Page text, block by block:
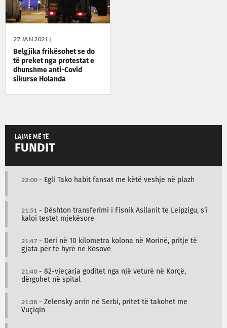
27 JAN 2021 |
Belgjika frikësohet se do
të preket nga protestat e
dhunshme anti-Covid
sikurse Holanda
LAJME MË TË
FUNDIT
22:00- Egli Tako habit fansat me këtë veshje në plazh
21:51 - Dështon transferimi i Fisnik Asllanit te Leipzigu, s’i
kaloi testet mjekësore
21:47 - Deri në 10 kilometra kolona në Morinë, pritje të
gjata për të hyrë në Kosovë
21:40- 82-vjeçarja goditet nga një veturë në Korçë,
dërgohet në spital
21:38 - Zelensky arrin në Serbi, pritet të takohet me
Vuçiqin